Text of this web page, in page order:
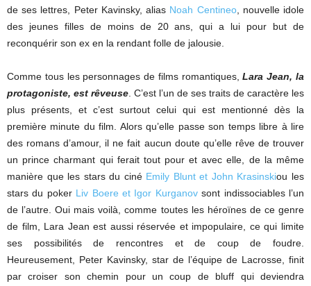
de ses lettres, Peter Kavinsky, alias Noah Centineo, nouvelle idole
des jeunes filles de moins de 20 ans, qui a lui pour but de
reconquérir son ex en la rendant folle de jalousie.
Comme tous les personnages de films romantiques,Lara Jean, la
protagoniste, est rêveuse . C’est l’un de ses traits de caractère les
plus présents, et c’est surtout celui qui est mentionné dès la
première minute du film. Alors qu’elle passe son temps libre à lire
des romans d’amour, il ne fait aucun doute qu’elle rêve de trouver
un prince charmant qui ferait tout pour et avec elle, de la même
manière que les stars du ciné Emily Blunt et John Krasinskiou les
stars du poker Liv Boere et Igor Kurganovsont indissociables l’un
de l’autre. Oui mais voilà, comme toutes les héroïnes de ce genre
de film, Lara Jean est aussi réservée et impopulaire, ce qui limite
ses possibilités de rencontres et de coup de foudre.
Heureusement, Peter Kavinsky, star de l’équipe de Lacrosse, finit
par croiser son chemin pour un coup de bluff qui deviendra